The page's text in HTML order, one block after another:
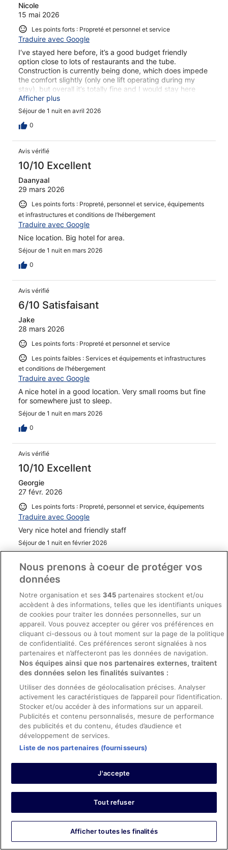
Nicole
15 mai 2026
Les points forts : Propreté et personnel et service
Traduire avec Google
I‘ve stayed here before, it’s a good budget friendly
option close to lots of restaurants and the tube.
Construction is currently being done, which does impede
the comfort slightly (only one lift operating during my
stay), but overall it’s totally fine and I would stay here
again.
Afficher plus
Séjour de 1 nuit en avril 2026
0
Avis vérifié
10/10 Excellent
Daanyaal
29 mars 2026
Les points forts : Propreté, personnel et service, équipements
et infrastructures et conditions de l’hébergement
Traduire avec Google
Nice location. Big hotel for area.
Séjour de 1 nuit en mars 2026
0
Avis vérifié
6/10 Satisfaisant
Jake
28 mars 2026
Les points forts : Propreté et personnel et service
Les points faibles : Services et équipements et infrastructures
et conditions de l’hébergement
Traduire avec Google
A nice hotel in a good location. Very small rooms but fine
for somewhere just to sleep.
Séjour de 1 nuit en mars 2026
0
Avis vérifié
10/10 Excellent
Georgie
27 févr. 2026
Les points forts : Propreté, personnel et service, équipements
Traduire avec Google
Very nice hotel and friendly staff
Séjour de 1 nuit en février 2026
Avis vérifié
8/10 Bien
peter
4 mars 2026
Les points forts : Propreté et infrastructures et conditions de
l’hébergement
Traduire avec Google
Good price for a decent location, breakfast was good for
Séjour de 2 nuits en mars 2026
0
Avis vérifié
8/10 Bien
Les points forts : Propreté, personnel et service, équipements
thought expensive at £15 per head per day
Séjour de 2 nuits en avril 2026
Nous prenons à coeur de protéger vos
données
Notre organisation et ses345 partenaires stockent et/ou
accèdent à des informations, telles que les identifiants uniques
de cookies pour traiter les données personnelles, sur un
appareil. Vous pouvez accepter ou gérer vos préférences en
cliquant ci-dessous ou à tout moment sur la page de la politique
de confidentialité. Ces préférences seront signalées à nos
partenaires et n’affecteront pas les données de navigation.
Nos équipes ainsi que nos partenaires externes, traitent
des données selon les finalités suivantes :
Utiliser des données de géolocalisation précises. Analyser
activement les caractéristiques de l’appareil pour l’identification.
Stocker et/ou accéder à des informations sur un appareil.
Publicités et contenu personnalisés, mesure de performance
des publicités et du contenu, études d’audience et
développement de services.
Liste de nos partenaires (fournisseurs)
J'accepte
Tout refuser
Afficher toutes les finalités